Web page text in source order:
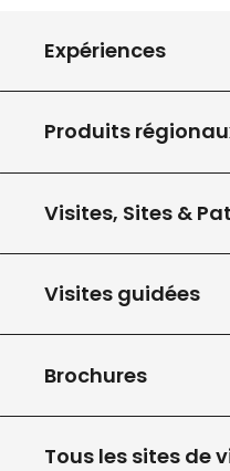
Expériences
Produits
Visites, Sites &
Visites guidées
Brochures
Tous les sites de
tout
d'un hameau
apprécierez de
semi-
piscine
de 3 autres gites.
sites...